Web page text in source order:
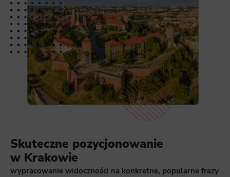
Skuteczne pozycjonowanie
w Krakowie
wypracowanie widoczności na konkretne, popularne frazy